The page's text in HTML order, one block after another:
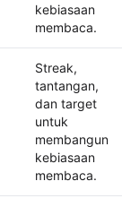
kebiasaan
membaca.
Streak,
tantangan,
dan target
untuk
membangun
kebiasaan
membaca.